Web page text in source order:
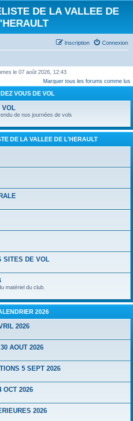
DE LA VALLEE DE
Connexion
Inscription
le 07 août 2026, 12:43
Marquer tous les forums comme lus
VOUS DE VOL
VOL
de nos journées de vols
DE LA VALLEE DE L'HERAULT
SITES DE VOL
matériel du club.
2026
2026
AOUT 2026
5 SEPT 2026
OCT 2026
2026